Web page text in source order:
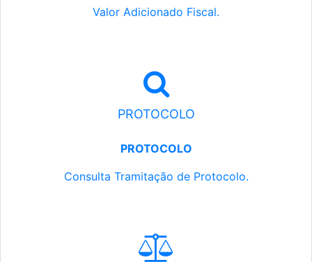
Valor Adicionado Fiscal.
PROTOCOLO
PROTOCOLO
Consulta Tramitação de Protocolo.